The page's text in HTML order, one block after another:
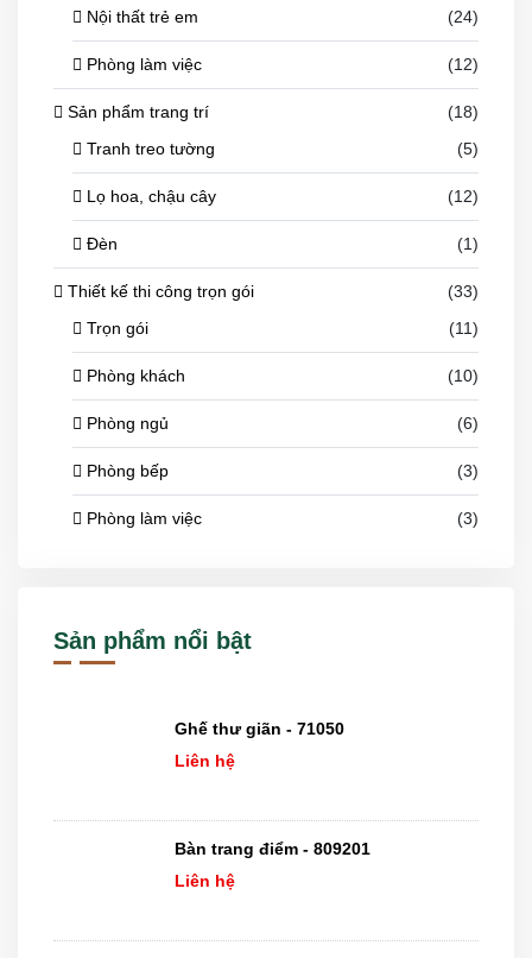
Nội thất trẻ em (24)
Phòng làm việc (12)
Sản phẩm trang trí
(18)
Tranh treo tường
(5)
Lọ hoa, chậu cây (12)
Đèn (1)
Thiết kế thi công trọn gói
(33)
Trọn gói
(11)
Phòng khách (10)
Phòng ngủ (6)
Phòng bếp (3)
Phòng làm việc (3)
Sản phẩm nổi bật
Ghế thư giãn - 71050
Liên hệ
Bàn trang điểm - 809201
Liên hệ